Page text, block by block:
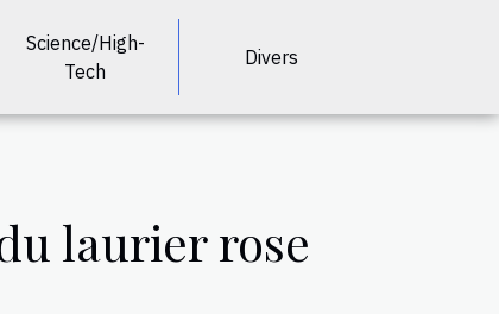
Science/High-
Tech
Divers
laurier rose